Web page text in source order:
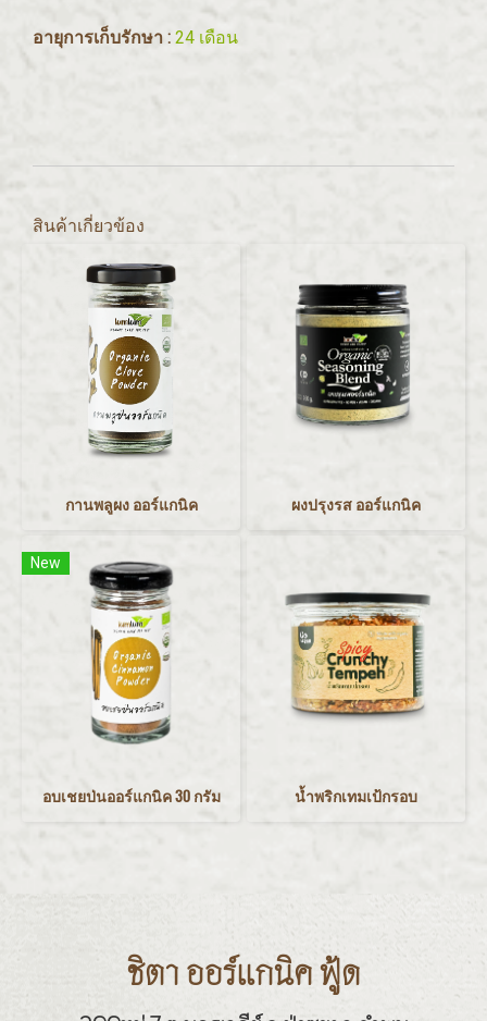
อายุการเก็บรักษา : 24 เดือน
สินค้าเกี่ยวข้อง
กานพลูผง ออร์แกนิค ผงปรุงรส ออร์แกนิค
New
อบเชยป่นออร์แกนิค 30 กรัม น้ำพริกเทมเป้กรอบ
ชิตา ออร์แกนิค ฟู้ด